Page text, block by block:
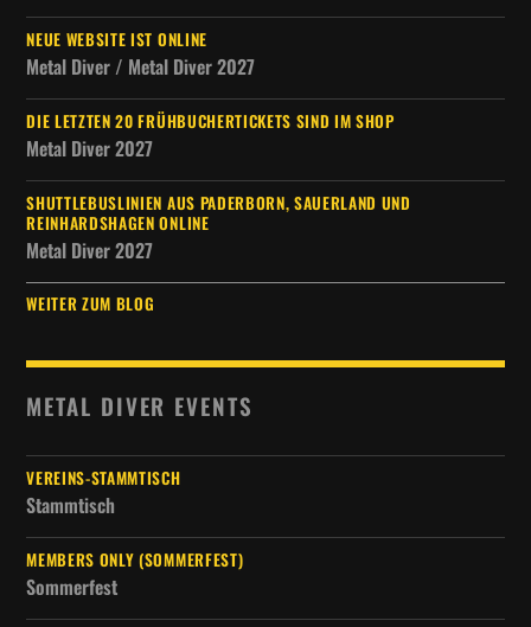
NEUE WEBSITE IST ONLINE
Metal Diver / Metal Diver 2027
DIE LETZTEN 20 FRÜHBUCHERTICKETS SIND IM SHOP
Metal Diver 2027
SHUTTLEBUSLINIEN AUS PADERBORN, SAUERLAND UND
REINHARDSHAGEN ONLINE
Metal Diver 2027
WEITER ZUM BLOG
METAL DIVER EVENTS
VEREINS-STAMMTISCH
Stammtisch
MEMBERS ONLY (SOMMERFEST)
Sommerfest